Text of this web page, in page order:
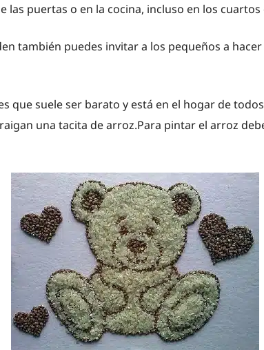
las puertas o en la cocina, incluso en los cuartos
también puedes invitar a los pequeños a
que suele ser barato y está en el hogar de
una tacita de arroz.Para pintar el arroz